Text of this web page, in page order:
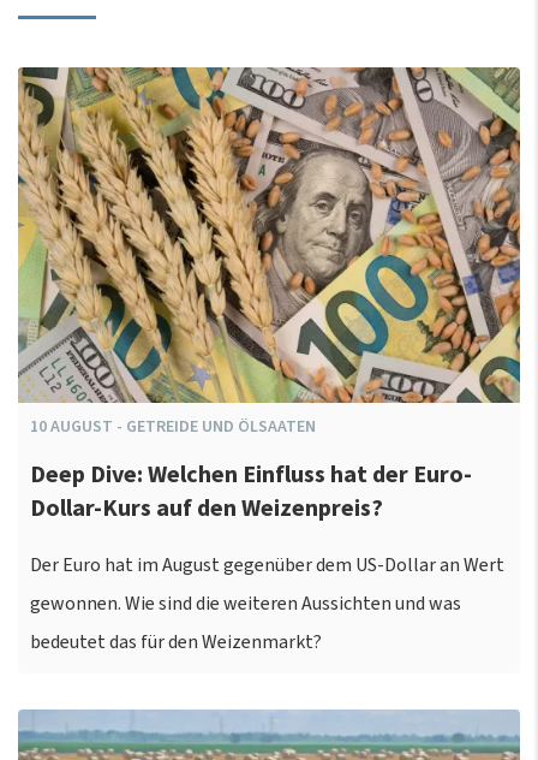
10AUGUST - GETREIDE UND ÖLSAATEN
Deep Dive: Welchen Einfluss hat der Euro-
Dollar-Kurs auf den Weizenpreis?
Der Euro hat im August gegenüber dem US-Dollar an Wert
gewonnen. Wie sind die weiteren Aussichten und was
bedeutet das für den Weizenmarkt?